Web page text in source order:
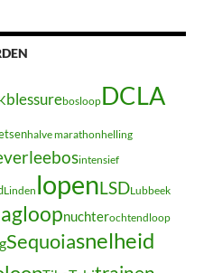
blessurebosloopDCLA
halve marathonhelling
intensief
Linden lopenLSDLubbeek
nuchterochtendloop
Sequoiasnelheid